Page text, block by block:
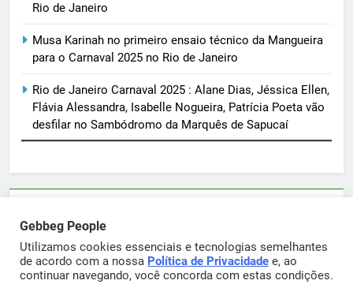
Rio de Janeiro
Musa Karinah no primeiro ensaio técnico da Mangueira
para o Carnaval 2025 no Rio de Janeiro
Rio de Janeiro Carnaval 2025 : Alane Dias, Jéssica Ellen,
Flávia Alessandra, Isabelle Nogueira, Patrícia Poeta vão
desfilar no Sambódromo da Marquês de Sapucaí
sortimentos@yahoo.com.br
Gebbeg Powered ByBlazeThemes.
Gebbeg People
Utilizamos cookies essenciais e tecnologias semelhantes
de acordo com a nossa Política de Privacidade e, ao
continuar navegando, você concorda com estas condições.